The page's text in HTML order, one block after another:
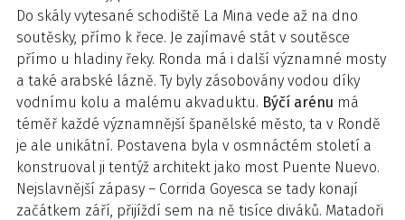
Do skály vytesané schodiště La Mina vede až na dno
soutěsky, přímo k řece. Je zajímavé stát v soutěsce
přímo u hladiny řeky. Ronda má i další významné mosty
a také arabské lázně. Ty byly zásobovány vodou díky
vodnímu kolu a malému akvaduktu. Býčí arénu má
téměř každé významnější španělské město, ta v Rondě
je ale unikátní. Postavena byla v osmnáctém století a
konstruoval ji tentýž architekt jako most Puente Nuevo.
Nejslavnější zápasy – Corrida Goyesca se tady konají
začátkem září, přijíždí sem na ně tisíce diváků. Matadoři